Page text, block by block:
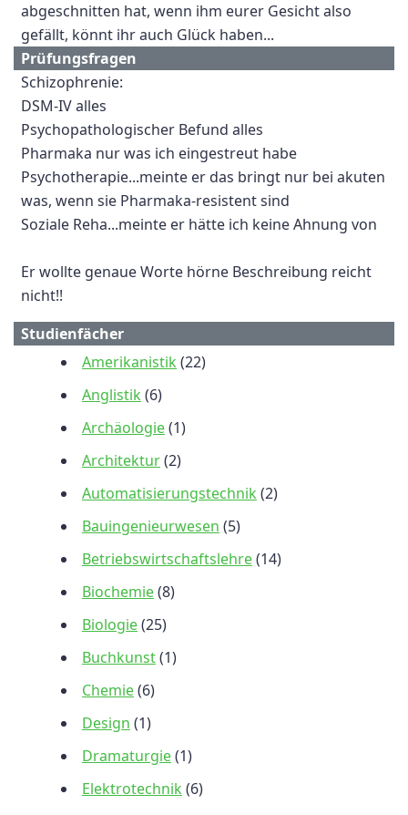
abgeschnitten hat, wenn ihm eurer Gesicht also
gefällt, könnt ihr auch Glück haben...
Prüfungsfragen
Schizophrenie:
DSM-IV alles
Psychopathologischer Befund alles
Pharmaka nur was ich eingestreut habe
Psychotherapie...meinte er das bringt nur bei akuten
was, wenn sie Pharmaka-resistent sind
Soziale Reha...meinte er hätte ich keine Ahnung von
Er wollte genaue Worte hörne Beschreibung reicht
nicht!!
Studienfächer
Amerikanistik (22)
Anglistik (6)
Archäologie(1)
Architektur(2)
Automatisierungstechnik (2)
Bauingenieurwesen (5)
Betriebswirtschaftslehre(14)
Biochemie(8)
Biologie(25)
Buchkunst(1)
Chemie(6)
Design (1)
Dramaturgie(1)
Elektrotechnik (6)